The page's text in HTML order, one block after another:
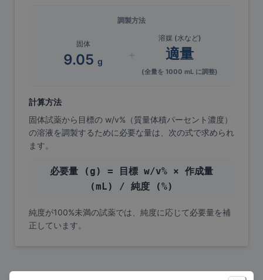
調製方法
固体
9.05 g
溶媒 (水など)
適量
(全量を1000 mL に調整)
計算方法
固体試薬から目標の w/v%（質量体積パーセント濃度）
の溶液を調製するために必要な量は、次の式で求められ
ます。
必要量 (g) = 目標 w/v% × 作成量
(mL) / 純度 (%)
純度が100%未満の試薬では、純度に応じて必要量を補
正しています。